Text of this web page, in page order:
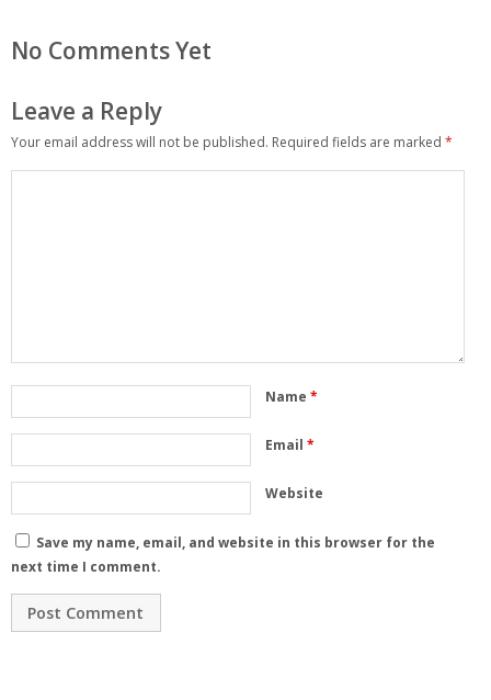
No Comments Yet
Leave a Reply
Your email address will not be published. Required fields are marked *
Name *
Email *
Website
Save my name, email, and website in this browser for the
next time I comment.